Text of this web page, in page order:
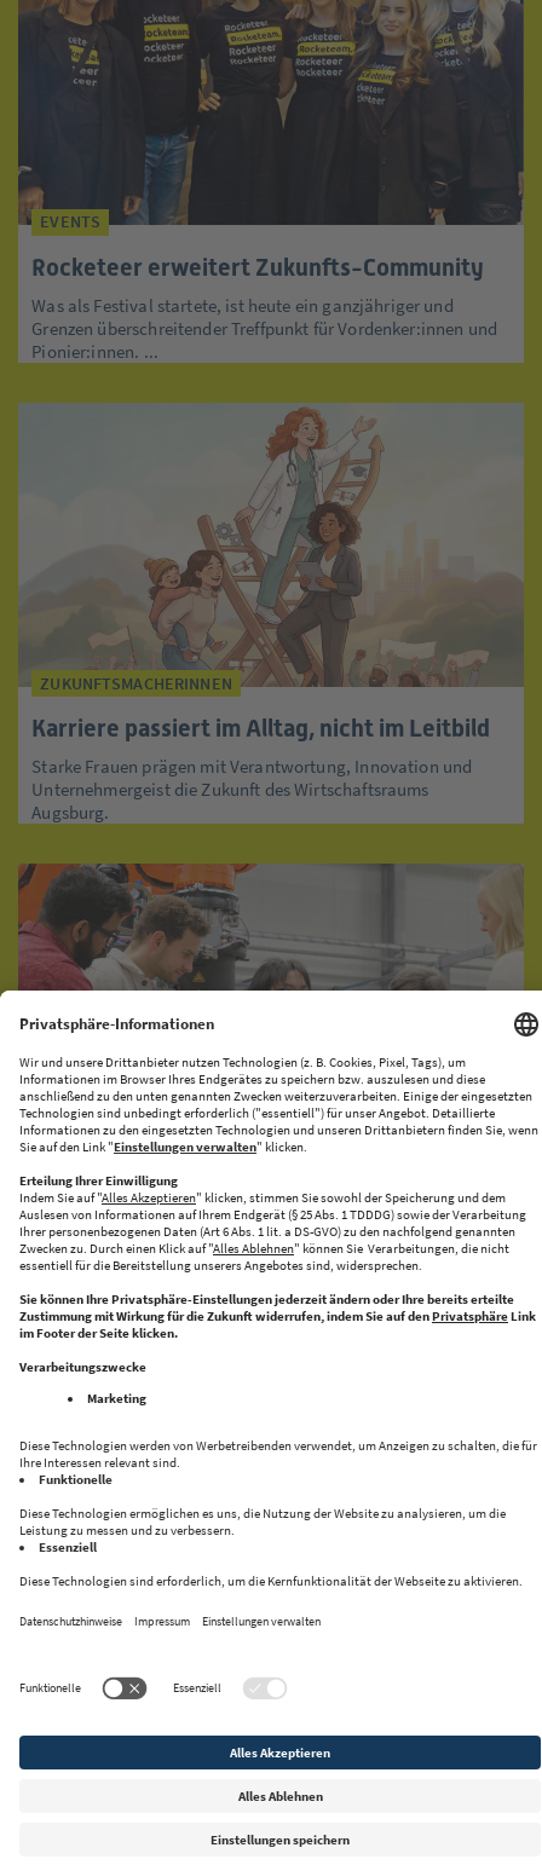
EVENTS
Rocketeer erweitert Zukunfts-Community
Was als Festival startete, ist heute ein ganzjähriger und
Grenzen überschreitender Treffpunkt für Vordenker:innen und
Pionier:innen. ...
ZUKUNFTSMACHERINNEN
Karriere passiert im Alltag, nicht im Leitbild
Starke Frauen prägen mit Verantwortung, Innovation und
Unternehmergeist die Zukunft des Wirtschaftsraums
Augsburg.
KI-PRODUKATIONSNETZWERK
CENTRE FOR FUTURE PRODUCTION
Halle 43 bringt Innovation und Industrie zusammen
Folge uns auf:
Datenschutz Impressum Kontakt